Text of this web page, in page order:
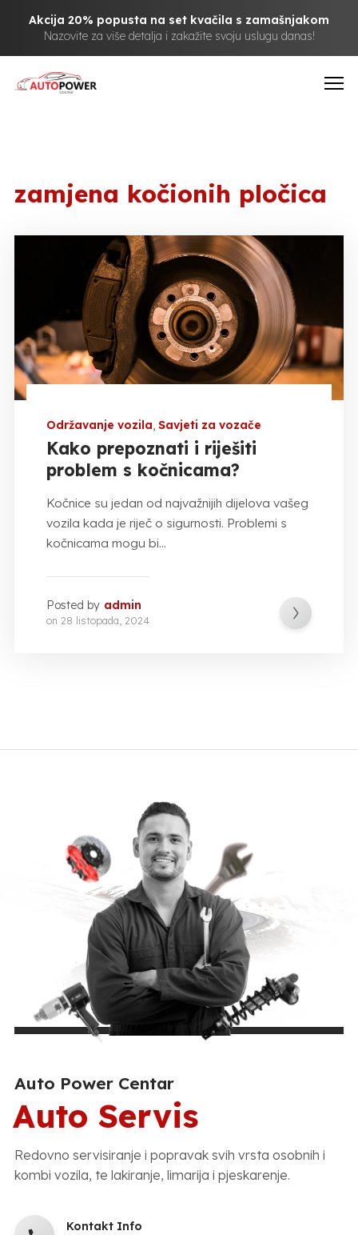
Akcija 20% popusta na set kvačila s zamašnjakom
Nazovite za više detalja i zakažite svoju uslugu danas!
zamjena kočionih pločica
Održavanje vozila, Savjeti za vozače
Kako prepoznati i riješiti
problem s kočnicama?
Kočnice su jedan od najvažnijih dijelova vašeg
vozila kada je riječ o sigurnosti. Problemi s
kočnicama mogu bi...
Posted by admin
on 28 listopada, 2024
Auto Power Centar
Auto Servis
Redovno servisiranje i popravak svih vrsta osobnih i
kombi vozila, te lakiranje, limarija i pjeskarenje.
Kontakt Info